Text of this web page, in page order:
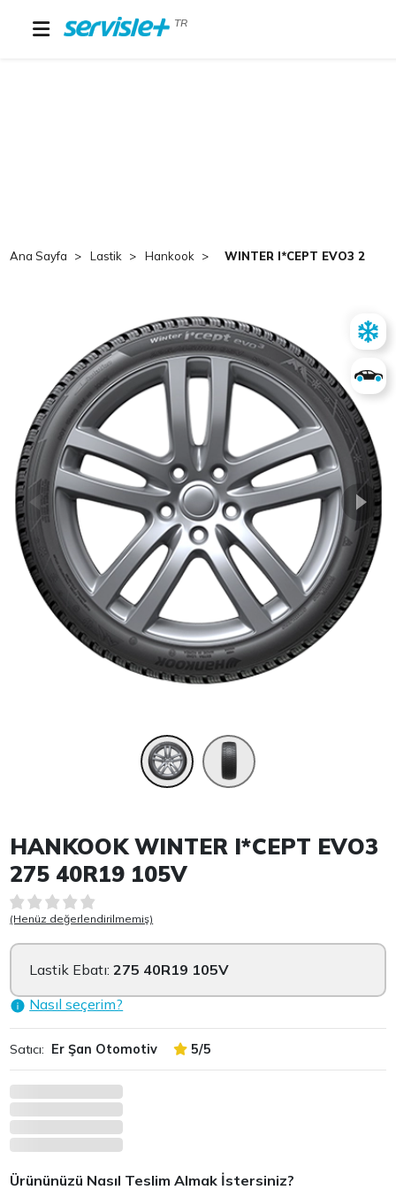
TR
Ana Sayfa Lastik Hankook WINTER I*CEPT EVO3 275
Item 1 of 2
HANKOOK WINTER I*CEPT EVO3
275 40R19 105V
(Henüz değerlendirilmemiş)
Lastik Ebatı:275 40R19 105V
Nasıl seçerim?
Satıcı: Er Şan Otomotiv 5/5
Ürününüzü Nasıl Teslim Almak İstersiniz?